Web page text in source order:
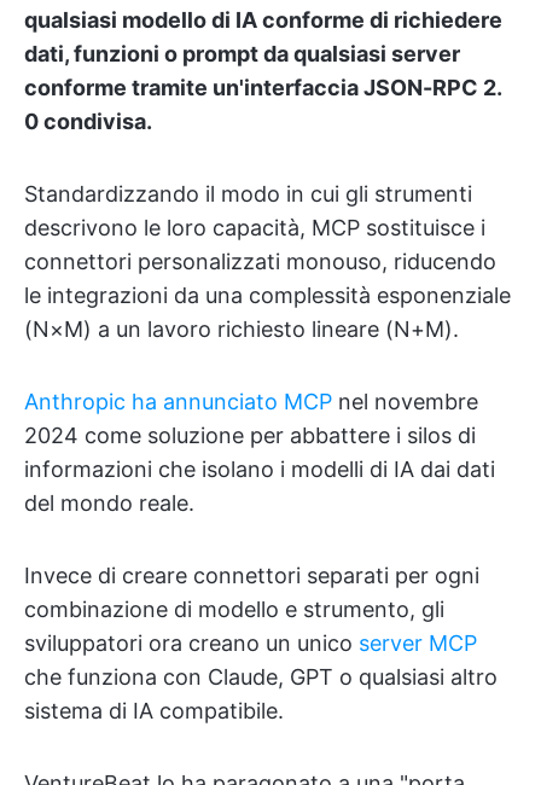
qualsiasi modello di IA conforme di richiedere
dati, funzioni o prompt da qualsiasi server
conforme tramite un'interfaccia JSON-RPC 2.
0 condivisa.
Standardizzando il modo in cui gli strumenti
descrivono le loro capacità, MCP sostituisce i
connettori personalizzati monouso, riducendo
le integrazioni da una complessità esponenziale
(N×M) a un lavoro richiesto lineare (N+M).
Anthropic ha annunciato MCP nel novembre
2024 come soluzione per abbattere i silos di
informazioni che isolano i modelli di IA dai dati
del mondo reale.
Invece di creare connettori separati per ogni
combinazione di modello e strumento, gli
sviluppatori ora creano un unico server MCP
che funziona con Claude, GPT o qualsiasi altro
sistema di IA compatibile.